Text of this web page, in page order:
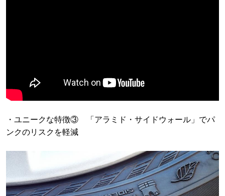
・ユニークな特徴③ 「アラミド・サイドウォール」でパ
ンクのリスクを軽減